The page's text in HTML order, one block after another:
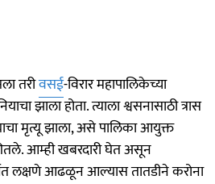
तरीवसई-विरार महापालिकेच्या
झाला होता. त्याला श्वसनासाठी त्रास
मृत्यू झाला, असे पालिका आयुक्त
आम्ही खबरदारी घेत असून
लक्षणे आढळून आल्यास तातडीने करोना